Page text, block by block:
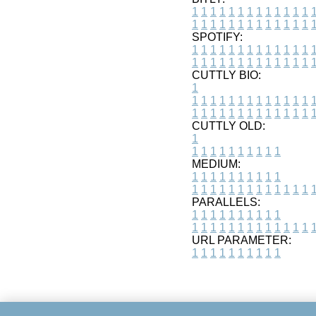
1 1 1 1 1 1 1 1 1 1 1 1 1 1
1 1 1 1 1 1 1 1 1 1 1 1 1 1
SPOTIFY:
1 1 1 1 1 1 1 1 1 1 1 1 1 1
1 1 1 1 1 1 1 1 1 1 1 1 1 1
CUTTLY BIO:
1
1 1 1 1 1 1 1 1 1 1 1 1 1 1
1 1 1 1 1 1 1 1 1 1 1 1 1 1
CUTTLY OLD:
1
1 1 1 1 1 1 1 1 1 1
MEDIUM:
1 1 1 1 1 1 1 1 1 1
1 1 1 1 1 1 1 1 1 1 1 1 1 1
PARALLELS:
1 1 1 1 1 1 1 1 1 1
1 1 1 1 1 1 1 1 1 1 1 1 1 1
URL PARAMETER:
1 1 1 1 1 1 1 1 1 1